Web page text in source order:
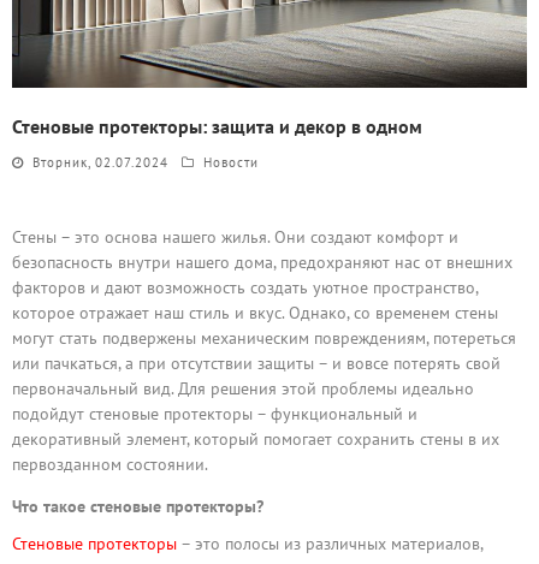
Стеновые протекторы: защита и декор в одном
Вторник, 02.07.2024 Новости
Стены – это основа нашего жилья. Они создают комфорт и
безопасность внутри нашего дома, предохраняют нас от внешних
факторов и дают возможность создать уютное пространство,
которое отражает наш стиль и вкус. Однако, со временем стены
могут стать подвержены механическим повреждениям, потереться
или пачкаться, а при отсутствии защиты – и вовсе потерять свой
первоначальный вид. Для решения этой проблемы идеально
подойдут стеновые протекторы – функциональный и
декоративный элемент, который помогает сохранить стены в их
первозданном состоянии.
Что такое стеновые протекторы?
Стеновые протекторы – это полосы из различных материалов,